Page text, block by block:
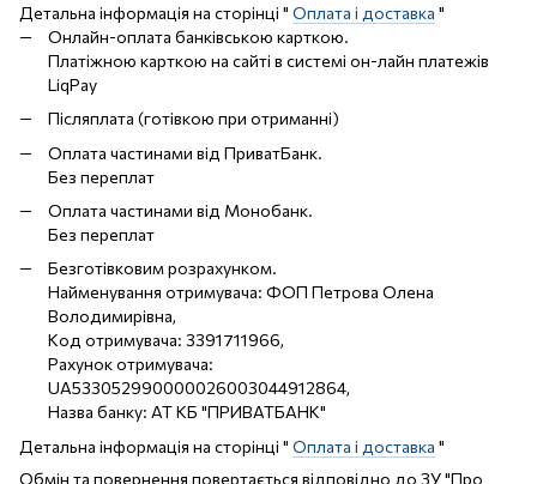
Детальна інформація на сторінці " Оплата і доставка "
Онлайн-оплата банківською карткою.
Платіжною карткою на сайті в системі он-лайн платежів
LiqPay
Післяплата (готівкою при отриманні)
Оплата частинами від ПриватБанк.
Без переплат
Оплата частинами від Монобанк.
Без переплат
Безготівковим розрахунком.
Найменування отримувача: ФОП Петрова Олена
Володимирівна,
Код отримувача: 3391711966,
Рахунок отримувача:
UA533052990000026003044912864,
Назва банку: АТ КБ "ПРИВАТБАНК"
Детальна інформація на сторінці " Оплата і доставка "
Обмін та повернення повертається відповідно до ЗУ "Про